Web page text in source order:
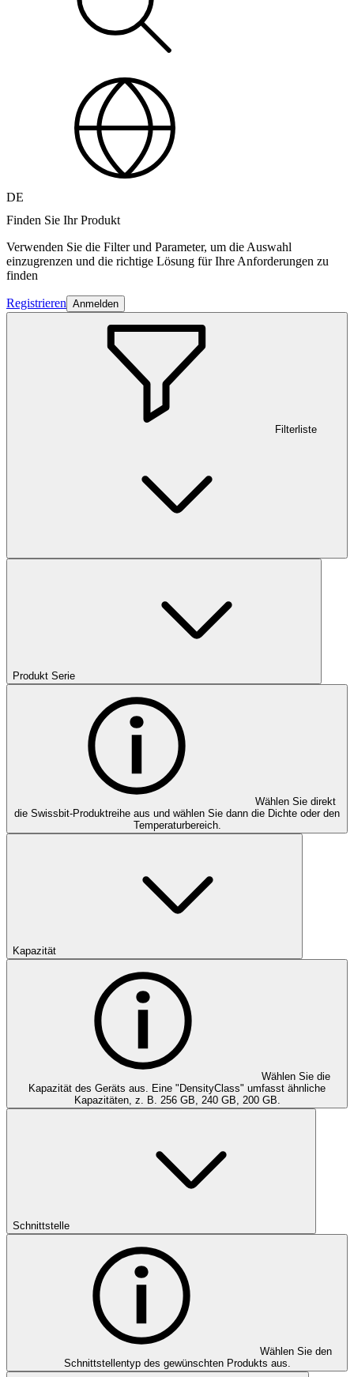
DE
Finden Sie Ihr Produkt
Verwenden Sie die Filter und Parameter, um die Auswahl
einzugrenzen und die richtige Lösung für Ihre Anforderungen zu
finden
Registrieren Anmelden
Filterliste
Produkt Serie
Wählen Sie direkt
die Swissbit-Produktreihe aus und wählen Sie dann die Dichte oder den
Temperaturbereich.
Kapazität
Wählen Sie die
Kapazität des Geräts aus. Eine "DensityClass" umfasst ähnliche
Kapazitäten, z. B. 256 GB, 240 GB, 200 GB.
Schnittstelle
Wählen Sie den
Schnittstellentyp des gewünschten Produkts aus.